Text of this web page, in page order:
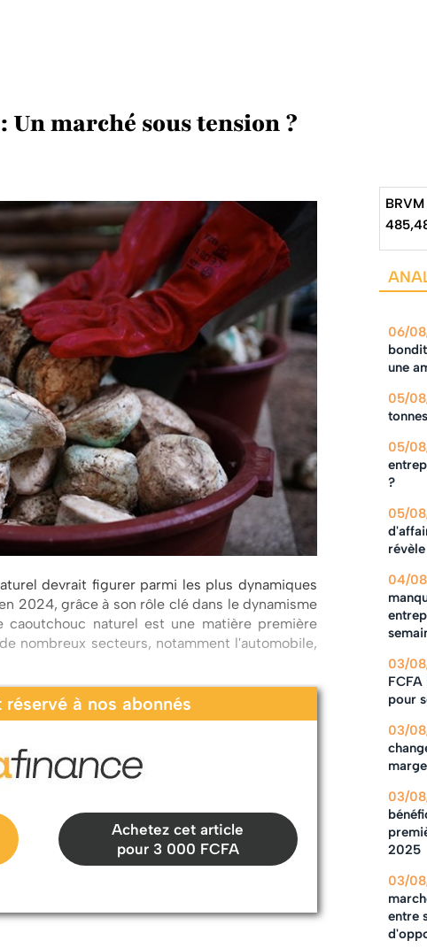
marché sous tension ?
devrait figurer parmi les plus dynamiques
2024, grâce à son rôle clé dans le dynamisme
caoutchouc naturel est une matière première
nombreux secteurs, notamment l'automobile,
à nos abonnés
Achetez cet article
pour 3 000 FCFA
06/
une
05/
05/
?
05/
04/
03/
pour
03/
03/
2025
03/
entre